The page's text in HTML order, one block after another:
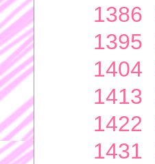
1386
1395
1404
1413
1422
1431